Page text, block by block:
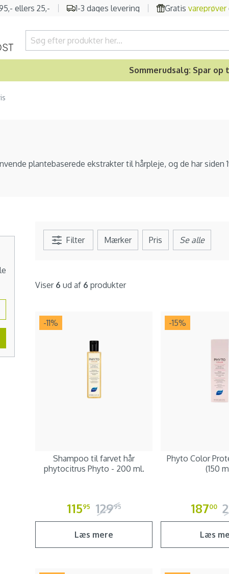
ellers 25,- 1-3 dages levering Gratisvareprøver
Sommerudsalg: Spar op
plantebaserede ekstrakter til hårpleje, og de har
Filter Mærker Pris Se alle
Viser 6 ud af 6 produkter
-11%
Shampoo til farvet hår
phytocitrus Phyto - 200 ml.
11595 12995
Læs mere
-15%
Phyto Color
(150
18700
Læs